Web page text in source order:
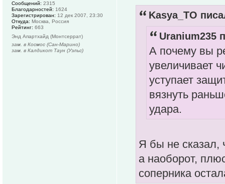
Kasya_TO
Uranium235
А почему вы
увеличивает
уступает
вязнуть
удара.
Я бы не сказал,
а наоборот,
соперника
Сообщений: 2315
Благодарностей: 1624
Зарегистрирован: 12 дек 2007, 23:30
Откуда: Москва, Россия
Рейтинг: 663
Энд Апартхайд (Монтсеррат)
зам. в Космос (Сан-Марино)
зам. в Калдикот Таун (Уэльс)